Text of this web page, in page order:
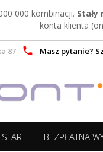
000 kombinacji. Stały
konta klienta
87 Masz pytanie?
START BEZPŁATNA